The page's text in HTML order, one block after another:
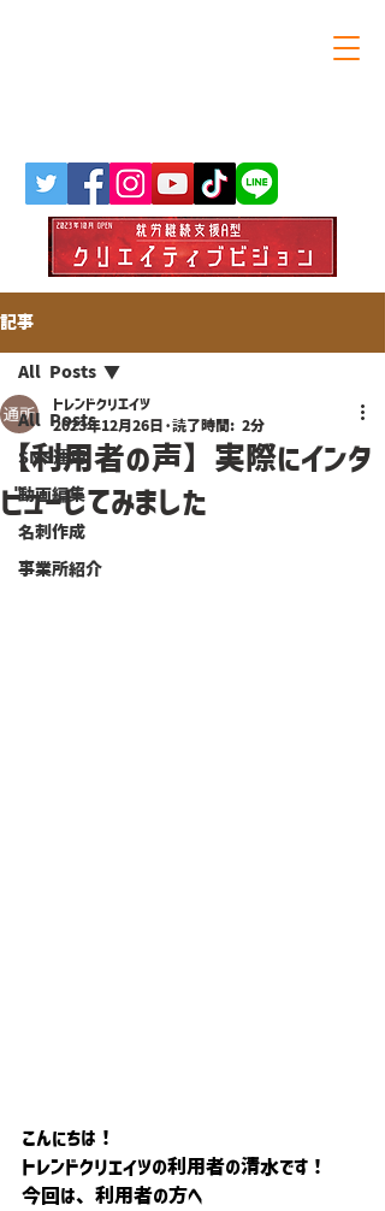
記事
All Posts
SNS運用
動画編集
名刺作成
事業所紹介
All Posts
【利用者の声】実際にインタ
ビューしてみました
トレンドクリエイツ
2023年12月26日
読了時間: 2分
こんにちは！
トレンドクリエイツの利用者の清水です！
今回は、利用者の方へ